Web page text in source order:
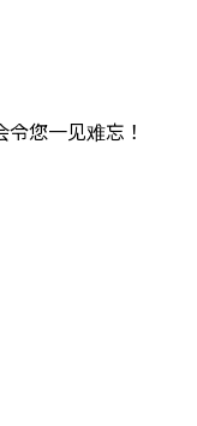
您一见难忘！